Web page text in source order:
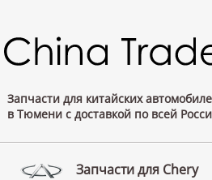
Запчасти для китайских
в Тюмени с доставкой по всей
Запчасти для Chery